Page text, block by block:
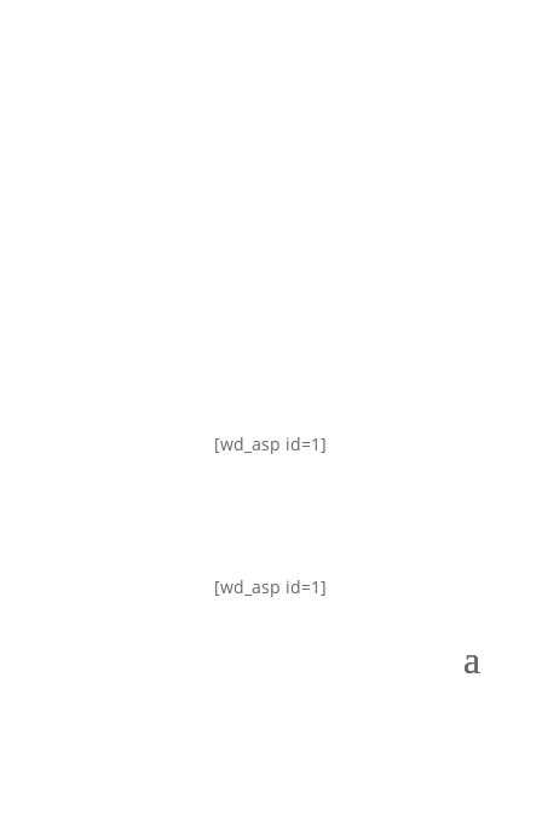
[wd_asp id=1]
[wd_asp id=1]